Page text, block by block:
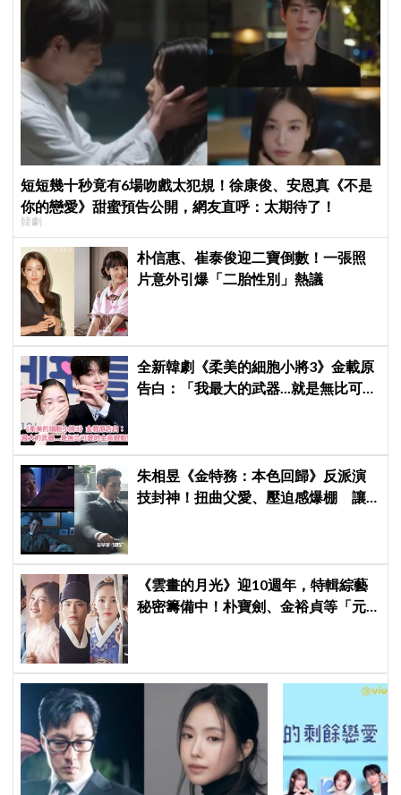
短短幾十秒竟有6場吻戲太犯規！徐康俊、安恩真《不是
你的戀愛》甜蜜預告公開，網友直呼：太期待了！
韓劇
朴信惠、崔泰俊迎二寶倒數！一張照
片意外引爆「二胎性別」熱議
全新韓劇《柔美的細胞小將3》金載原
告白：「我最大的武器...就是無比可愛
朱相昱《金特務：本色回歸》反派演
技封神！扭曲父愛、壓迫感爆棚 讓
《雲畫的月光》迎10週年，特輯綜藝
秘密籌備中！朴寶劍、金裕貞等「元